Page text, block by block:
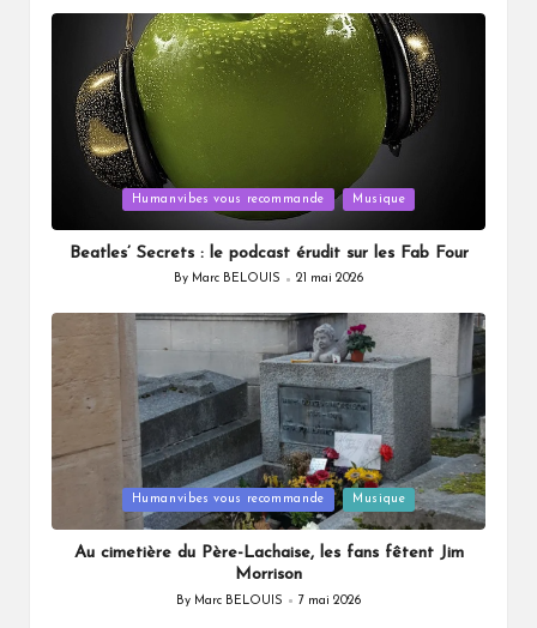
Humanvibes vous recommande Musique
Beatles’ Secrets : le podcast érudit sur les Fab Four
Posted
By Marc BELOUIS 21 mai 2026
Humanvibes vous recommande Musique
Au cimetière du Père-Lachaise, les fans fêtent Jim
Morrison
Posted
By Marc BELOUIS 7 mai 2026